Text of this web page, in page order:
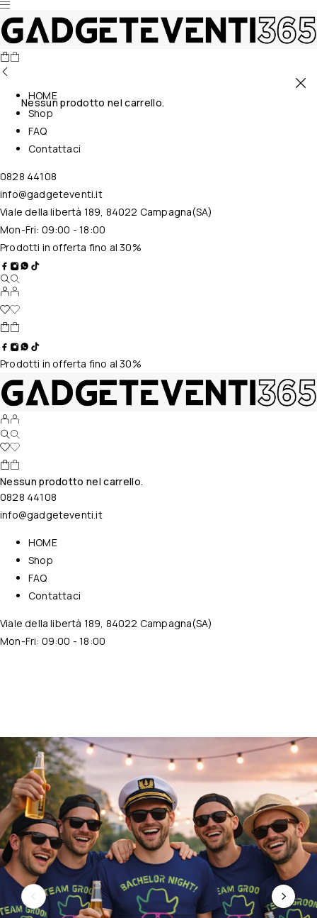
Nessun prodotto nel carrello.
HOME
Shop
FAQ
Contattaci
0828 44108
info@gadgeteventi.it
Viale della libertà 189, 84022 Campagna(SA)
Mon-Fri: 09:00 - 18:00
Prodotti in offerta fino al 30%
Prodotti in offerta fino al 30%
Nessun prodotto nel carrello.
0828 44108
info@gadgeteventi.it
HOME
Shop
FAQ
Contattaci
Viale della libertà 189, 84022 Campagna(SA)
Mon-Fri: 09:00 - 18:00